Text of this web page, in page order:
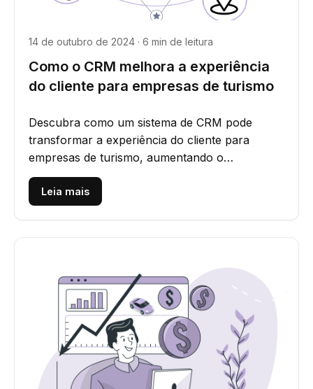
14 de outubro de 2024 · 6 min de leitura
Como o CRM melhora a experiência
do cliente para empresas de turismo
Descubra como um sistema de CRM pode
transformar a experiência do cliente para
empresas de turismo, aumentando o
engajamento e a satisfação para viagens...
Leia mais